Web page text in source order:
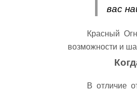
вас
Красный
возможности и
В отличие